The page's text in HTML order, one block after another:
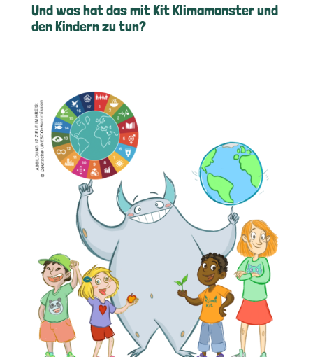
Und was hat das mit Kit Klimamonster und
den Kindern zu tun?